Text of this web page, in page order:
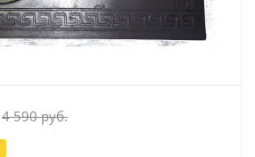
4 590руб.